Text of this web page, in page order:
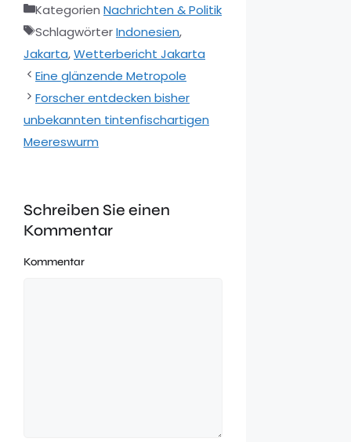
Kategorien Nachrichten & Politik
SchlagwörterIndonesien,
Jakarta,Wetterbericht Jakarta
Eine glänzende Metropole
Forscher entdecken bisher
unbekannten tintenfischartigen
Meereswurm
Schreiben Sie einen
Kommentar
Kommentar